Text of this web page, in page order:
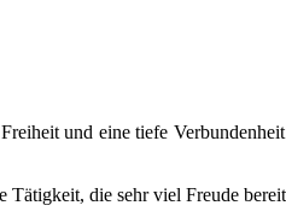
und eine tiefe
Tätigkeit, die sehr viel Freude